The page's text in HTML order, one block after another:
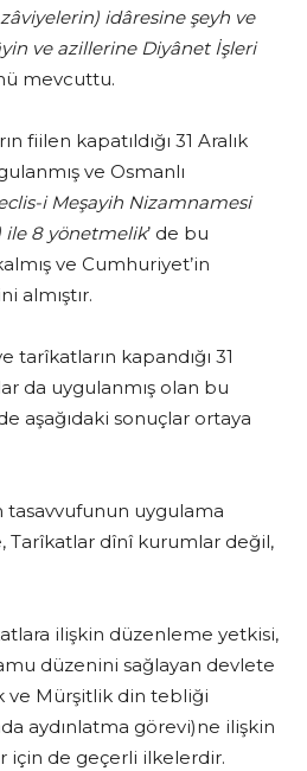
idâresine şeyh ve
ve azillerine Diyânet İşleri
mevcuttu.
fiilen kapatıldığı 31 Aralık
ve Osmanlı
i Meşayih Nizamnamesi
ile 8 yönetmelik’ de bu
ve Cumhuriyet’in
almıştır.
tarîkatların kapandığı 31
da uygulanmış olan bu
aşağıdaki sonuçlar ortaya
tasavvufunun uygulama
Tarîkatlar dînî kurumlar değil,
ilişkin düzenleme yetkisi,
düzenini sağlayan devlete
ve Mürşitlik din tebliği
aydınlatma görevi)ne ilişkin
için de geçerli ilkelerdir.